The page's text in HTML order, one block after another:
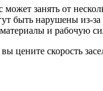
занять от
быть нарушены из-
и рабочую
цените скорость